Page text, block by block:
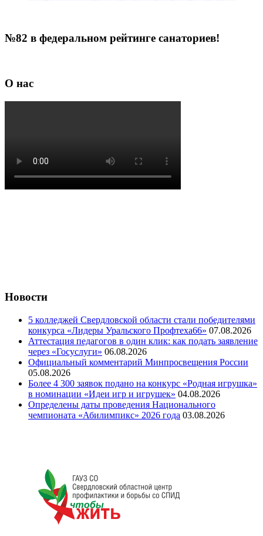
№82 в федеральном рейтинге санаториев!
О нас
Новости
5 колледжей Свердловской области стали победителями
конкурса «Лидеры Уральского Профтеха66» 07.08.2026
Аттестация педагогов в один клик: как подать заявление
через «Госуслуги» 06.08.2026
Официальный комментарий Минпросвещения России
05.08.2026
Более 4 300 заявок подано на конкурс «Родная игрушка»
в номинации «Идеи игр и игрушек» 04.08.2026
Определены даты проведения Национального
чемпионата «Абилимпикс» 2026 года 03.08.2026